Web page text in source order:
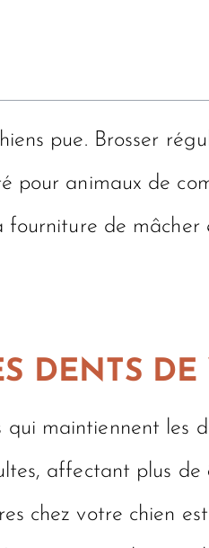
pue. Brosser
pour animaux de
de
DENTS DE
maintiennent les
affectant plus
chez votre chien